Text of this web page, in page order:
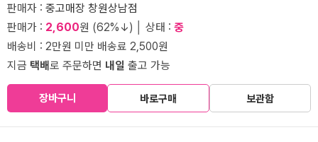
판매자 : 중고매장 창원상남점
판매가 : 2,600원 (62%↓) │ 상태 : 중
배송비 : 2만원 미만 배송료 2,500원
지금 택배로 주문하면 내일 출고 가능
장바구니 바로구매 보관함